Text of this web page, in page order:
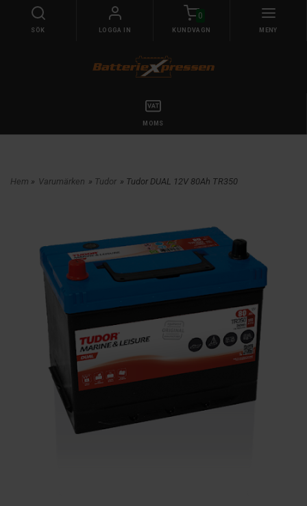
SÖK LOGGA IN
0
KUNDVAGN MENY
MOMS
Hem » Varumärken » Tudor » Tudor DUAL 12V 80Ah TR350